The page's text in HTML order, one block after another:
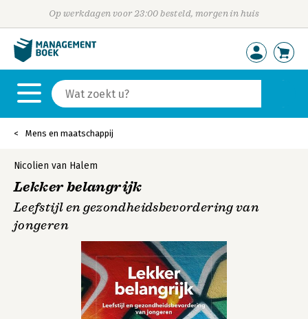
Op werkdagen voor 23:00 besteld, morgen in huis
Mens en maatschappij
Nicolien van Halem
Lekker belangrijk
Leefstijl en gezondheidsbevordering van
jongeren